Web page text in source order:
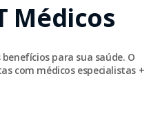
Médicos
para sua saúde. O
com médicos especialistas +